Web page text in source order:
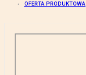
OFERTA PRODUKTOWA